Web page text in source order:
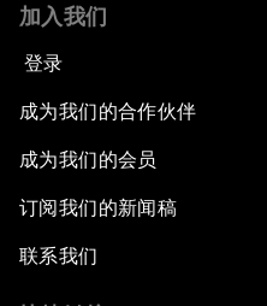
加入我们
登录
成为我们的合作伙伴
成为我们的会员
订阅我们的新闻稿
联系我们